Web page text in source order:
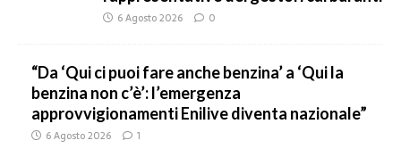
6 Agosto 2026 0
“Da ‘Qui ci puoi fare anche benzina’ a ‘Qui la
benzina non c’è’: l’emergenza
approvvigionamenti Enilive diventa nazionale”
6 Agosto 2026 1